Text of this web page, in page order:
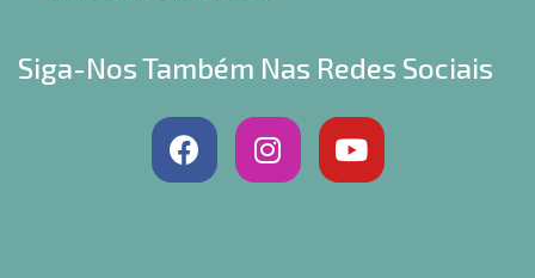
Siga-Nos Também Nas Redes Sociais